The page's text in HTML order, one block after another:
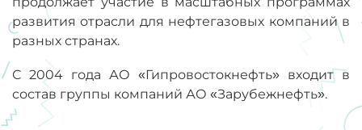
развития отрасли для нефтегазовых компаний в
разных странах.
С 2004 года АО «Гипровостокнефть» входит в
состав группы компаний АО «Зарубежнефть».